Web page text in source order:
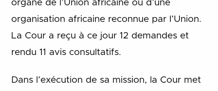
organe de l’Union africaine ou d’une
organisation africaine reconnue par l’Union.
La Cour a reçu à ce jour 12 demandes et
rendu 11 avis consultatifs.
Dans l’exécution de sa mission, la Cour met